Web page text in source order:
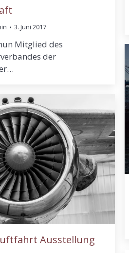
3. Juni 2017
Mitglied des
der
Ausstellung